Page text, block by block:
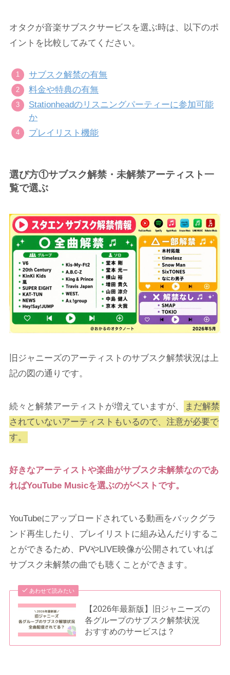
オタクが音楽サブスクサービスを選ぶ時は、以下のポ
イントを比較してみてください。
サブスク解禁の有無
料金や特典の有無
Stationheadのリスニングパーティーに参加可能
か
プレイリスト機能
選び方①サブスク解禁・未解禁アーティスト一
覧で選ぶ
旧ジャニーズのアーティストのサブスク解禁状況は上
記の図の通りです。
続々と解禁アーティストが増えていますが、
まだ解禁
されていないアーティストもいるので、注意が必要で
す。
好きなアーティストや楽曲がサブスク未解禁なのであ
ればYouTube Musicを選ぶのがベストです。
YouTubeにアップロードされている動画をバックグラ
ンド再生したり、プレイリストに組み込んだりするこ
とができるため、PVやLIVE映像が公開されていれば
サブスク未解禁の曲でも聴くことができます。
あわせて読みたい
【2026年最新版】旧ジャニーズの
各グループのサブスク解禁状況
おすすめのサービスは？